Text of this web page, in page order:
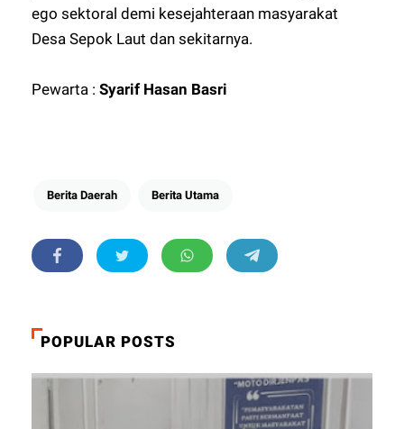
ego sektoral demi kesejahteraan masyarakat
Desa Sepok Laut dan sekitarnya.
Pewarta :Syarif Hasan Basri
Berita Daerah Berita Utama
POPULAR POSTS